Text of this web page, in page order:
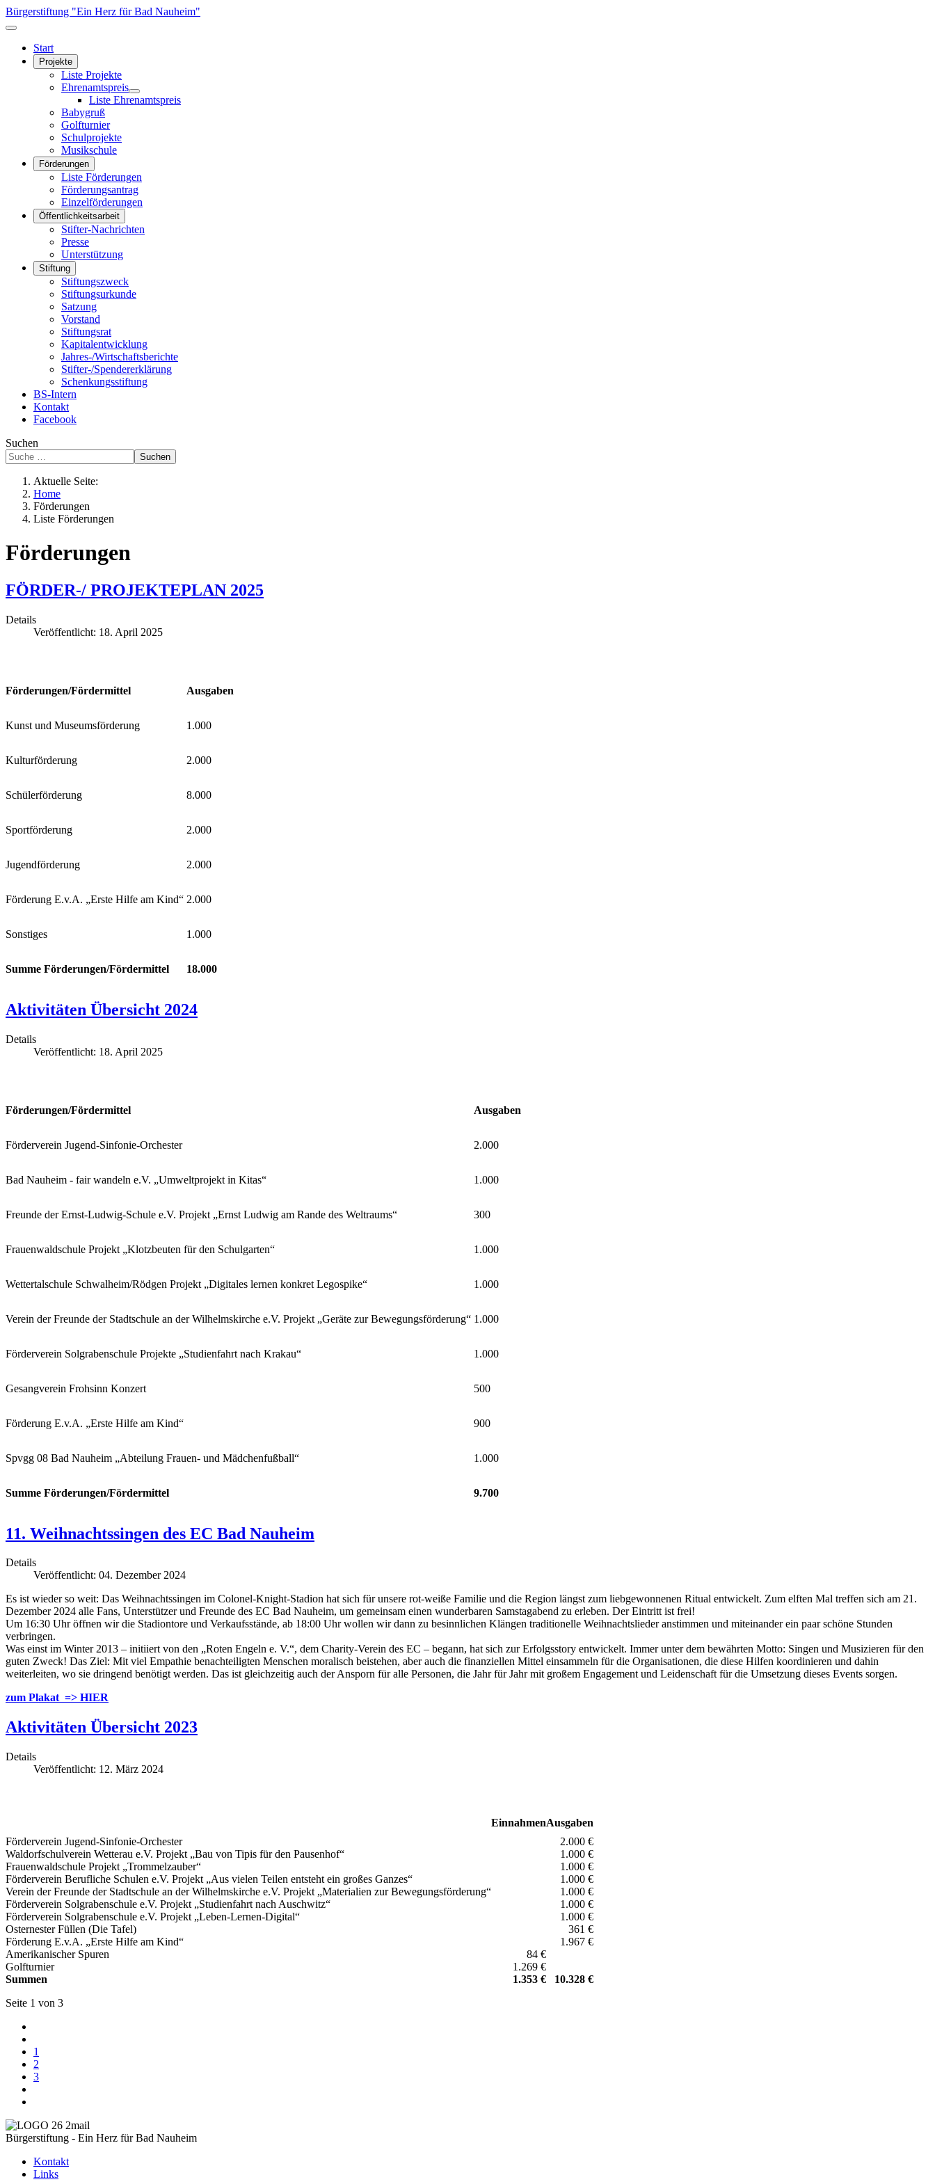
Bürgerstiftung "Ein Herz für Bad Nauheim"
Start
Projekte
Liste Projekte
Ehrenamtspreis
Liste Ehrenamtspreis
Babygruß
Golfturnier
Schulprojekte
Musikschule
Förderungen
Liste Förderungen
Förderungsantrag
Einzelförderungen
Öffentlichkeitsarbeit
Stifter-Nachrichten
Presse
Unterstützung
Stiftung
Stiftungszweck
Stiftungsurkunde
Satzung
Vorstand
Stiftungsrat
Kapitalentwicklung
Jahres-/Wirtschaftsberichte
Stifter-/Spendererklärung
Schenkungsstiftung
BS-Intern
Kontakt
Facebook
Suchen
Suchen
Aktuelle Seite:
Home
Förderungen
Liste Förderungen
Förderungen
FÖRDER-/ PROJEKTEPLAN 2025
Details
Veröffentlicht: 18. April 2025
Förderungen/Fördermittel Ausgaben
Kunst und Museumsförderung 1.000
Kulturförderung 2.000
Schülerförderung 8.000
Sportförderung 2.000
Jugendförderung 2.000
Förderung E.v.A. „Erste Hilfe am Kind“ 2.000
Sonstiges 1.000
Summe Förderungen/Fördermittel 18.000
Aktivitäten Übersicht 2024
Details
Veröffentlicht: 18. April 2025
Förderungen/Fördermittel Ausgaben
Förderverein Jugend-Sinfonie-Orchester 2.000
Bad Nauheim - fair wandeln e.V. „Umweltprojekt in Kitas“ 1.000
Freunde der Ernst-Ludwig-Schule e.V. Projekt „Ernst Ludwig am Rande des Weltraums“ 300
Frauenwaldschule Projekt „Klotzbeuten für den Schulgarten“ 1.000
Wettertalschule Schwalheim/Rödgen Projekt „Digitales lernen konkret Legospike“ 1.000
Verein der Freunde der Stadtschule an der Wilhelmskirche e.V. Projekt „Geräte zur Bewegungsförderung“ 1.000
Förderverein Solgrabenschule Projekte „Studienfahrt nach Krakau“ 1.000
Gesangverein Frohsinn Konzert 500
Förderung E.v.A. „Erste Hilfe am Kind“ 900
Spvgg 08 Bad Nauheim „Abteilung Frauen- und Mädchenfußball“ 1.000
Summe Förderungen/Fördermittel 9.700
11. Weihnachtssingen des EC Bad Nauheim
Details
Veröffentlicht: 04. Dezember 2024
Es ist wieder so weit: Das Weihnachtssingen im Colonel-Knight-Stadion hat sich für unsere rot-weiße Familie und die Region längst zum liebgewonnenen Ritual entwickelt. Zum elften Mal treffen sich am 21.
Dezember 2024 alle Fans, Unterstützer und Freunde des EC Bad Nauheim, um gemeinsam einen wunderbaren Samstagabend zu erleben. Der Eintritt ist frei!
Um 16:30 Uhr öffnen wir die Stadiontore und Verkaufsstände, ab 18:00 Uhr wollen wir dann zu besinnlichen Klängen traditionelle Weihnachtslieder anstimmen und miteinander ein paar schöne Stunden
verbringen.
Was einst im Winter 2013 – initiiert von den „Roten Engeln e. V.“, dem Charity-Verein des EC – begann, hat sich zur Erfolgsstory entwickelt. Immer unter dem bewährten Motto: Singen und Musizieren für den
guten Zweck! Das Ziel: Mit viel Empathie benachteiligten Menschen moralisch beistehen, aber auch die finanziellen Mittel einsammeln für die Organisationen, die diese Hilfen koordinieren und dahin
weiterleiten, wo sie dringend benötigt werden. Das ist gleichzeitig auch der Ansporn für alle Personen, die Jahr für Jahr mit großem Engagement und Leidenschaft für die Umsetzung dieses Events sorgen.
zum Plakat => HIER
Aktivitäten Übersicht 2023
Details
Veröffentlicht: 12. März 2024
EinnahmenAusgaben
Förderverein Jugend-Sinfonie-Orchester
2.000 €
Waldorfschulverein Wetterau e.V. Projekt „Bau von Tipis für den Pausenhof“
1.000 €
Frauenwaldschule Projekt „Trommelzauber“
1.000 €
Förderverein Berufliche Schulen e.V. Projekt „Aus vielen Teilen entsteht ein großes Ganzes“
1.000 €
Verein der Freunde der Stadtschule an der Wilhelmskirche e.V. Projekt „Materialien zur Bewegungsförderung“
1.000 €
Förderverein Solgrabenschule e.V. Projekt „Studienfahrt nach Auschwitz“
1.000 €
Förderverein Solgrabenschule e.V. Projekt „Leben-Lernen-Digital“
1.000 €
Osternester Füllen (Die Tafel)
361 €
Förderung E.v.A. „Erste Hilfe am Kind“
1.967 €
Amerikanischer Spuren
84 €
Golfturnier
1.269 €
Summen
1.353 €
10.328 €
Seite 1 von 3
1
2
3
Bürgerstiftung - Ein Herz für Bad Nauheim
Kontakt
Links